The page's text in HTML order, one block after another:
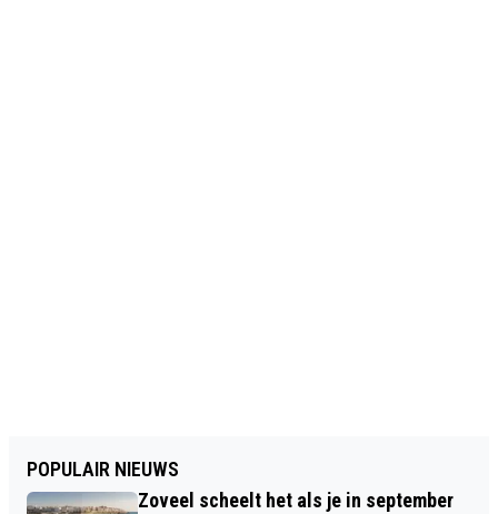
POPULAIR NIEUWS
Zoveel scheelt het als je in september